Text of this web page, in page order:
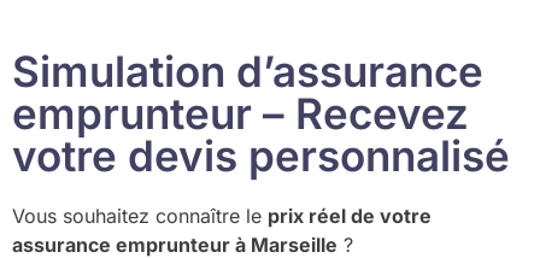
Simulation d’assurance
emprunteur – Recevez
votre devis personnalisé
Vous souhaitez connaître le prix réel de votre
assurance emprunteur à Marseille ?